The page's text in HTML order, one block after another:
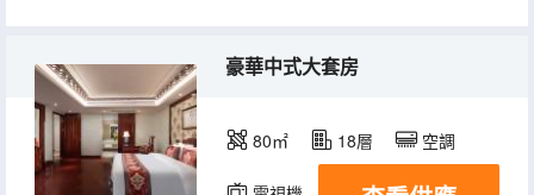
豪華中式大套房
80㎡ 18層 空調